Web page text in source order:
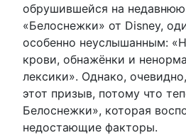
обрушившейся на
«Белоснежки» от Disney,
особенно неуслышанным:
крови, обнажёнки и
лексики». Однако,
этот призыв, потому что
Белоснежки», которая
недостающие факторы.